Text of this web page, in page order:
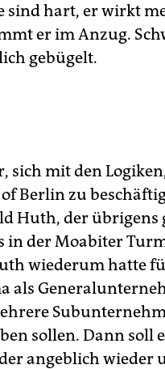
sind hart, er wirkt
er im Anzug.
gebügelt.
sich mit den
Berlin zu
Huth, der übrigens
in der Moabiter
wiederum hatte
als
sollen. Dann soll
angeblich wieder